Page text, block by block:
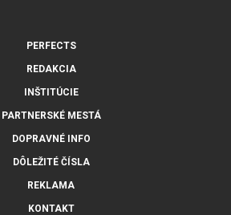
PERFECTS
REDAKCIA
INŠTITÚCIE
PARTNERSKÉ MESTÁ
DOPRAVNÉ INFO
DÔLEŽITÉ ČÍSLA
REKLAMA
KONTAKT